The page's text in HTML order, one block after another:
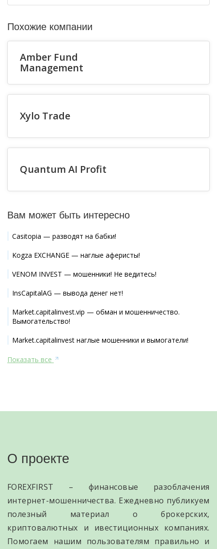
Похожие компании
Amber Fund
Management
Xylo Trade
Quantum AI Profit
Вам может быть интересно
Casitopia — разводят на бабки!
Kogza EXCHANGE — наглые аферисты!
VENOM INVEST — мошенники! Не ведитесь!
InsCapitalAG — вывода денег нет!
Market.capitalinvest.vip — обман и мошенничество.
Вымогательство!
Market.capitalinvest наглые мошенники и вымогатели!
Показать все
О проекте
FOREXFIRST – финансовые разоблачения
интернет-мошенничества. Ежедневно публикуем
полезный материал о брокерских,
криптовалютных и ивестиционных компаниях.
Помогаем нашим пользователям правильно и